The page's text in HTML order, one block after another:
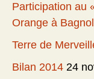
Participation au
Orange à
Terre de
Bilan 2014 24